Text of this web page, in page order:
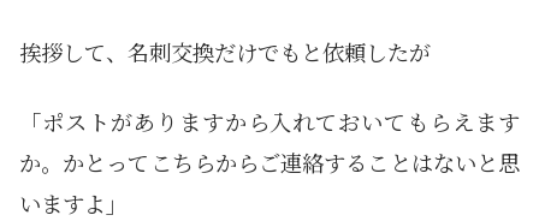
挨拶して、名刺交換だけでもと依頼したが
「ポストがありますから入れておいてもらえます
か。かとってこちらからご連絡することはないと思
いますよ」